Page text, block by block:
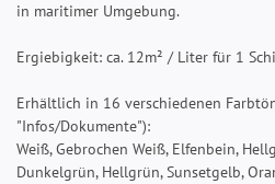
in maritimer Umgebung.
Ergiebigkeit: ca. 12m² / Liter für 1
Erhältlich in 16 verschiedenen
"Infos/Dokumente"):
Weiß, Gebrochen Weiß, Elfenbein,
Dunkelgrün, Hellgrün, Sunsetgelb,